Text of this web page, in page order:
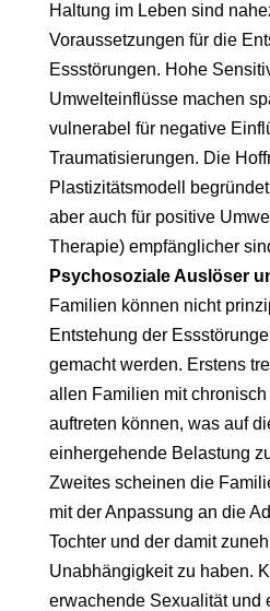
Haltung im Leben sind
Voraussetzungen für die
Essstörungen. Hohe
Umwelteinflüsse machen
vulnerabel für negative
Traumatisierungen. Die
Plastizitätsmodell
aber auch für positive
Therapie) empfänglicher
Psychosoziale Auslöser
Familien können nicht
Entstehung der
gemacht werden. Erstens
allen Familien mit
auftreten können, was auf
einhergehende Belastung
Zweites scheinen die
mit der Anpassung an die
Tochter und der damit
Unabhängigkeit zu haben.
erwachende Sexualität und